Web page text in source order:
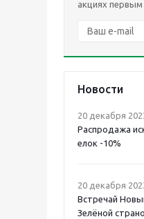
акциях первым
Новости
20 декабря
Распродажа
елок -10%
20 декабря
Встречай
Зелёной